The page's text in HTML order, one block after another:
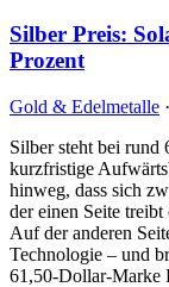
Silber Preis:
Prozent
Gold & Edelmetalle ·
Silber steht bei
kurzfristige
hinweg, dass sich
der einen Seite treibt
Auf der anderen
Technologie – und
61,50-Dollar-Marke